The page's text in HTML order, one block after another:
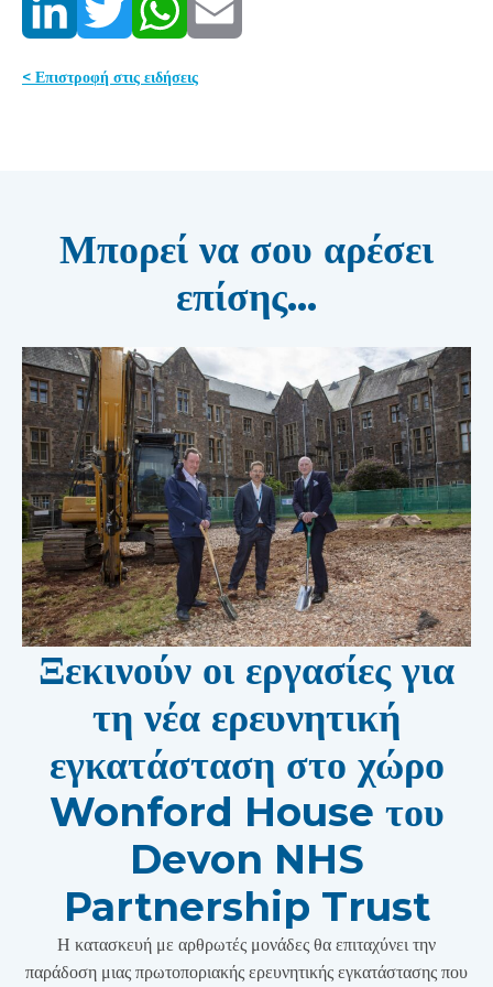
< Επιστροφή στις ειδήσεις
Μπορεί να σου αρέσει
επίσης...
Ξεκινούν οι εργασίες για
τη νέα ερευνητική
εγκατάσταση στο χώρο
Wonford House του
Devon NHS
Partnership Trust
Η κατασκευή με αρθρωτές μονάδες θα επιταχύνει την
παράδοση μιας πρωτοποριακής ερευνητικής εγκατάστασης που